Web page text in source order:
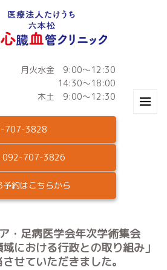
月火水金 9:00～12:30
14:30～18:00
木土 9:00～12:30
707-3828
092-707-3826
予約はこちらから
・足病医学会年次学術集会
における行政との取り組み」
せていただきました。